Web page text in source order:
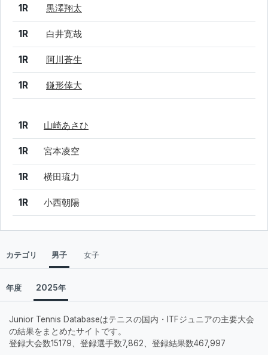
1R 黒澤翔太
1R 白井寛哉
1R 阿川蒼生
1R 鎌形倖大
結果 シード 選手名
1R 山崎あさひ
1R 宮本凌空
1R 横田琉力
1R 小西朝陽
カテゴリ 男子 女子
年度 2025年
Junior Tennis Databaseはテニスの国内・ITFジュニアの主要大会
の結果をまとめたサイトです。
登録大会数15179、登録選手数7,862、登録結果数467,997